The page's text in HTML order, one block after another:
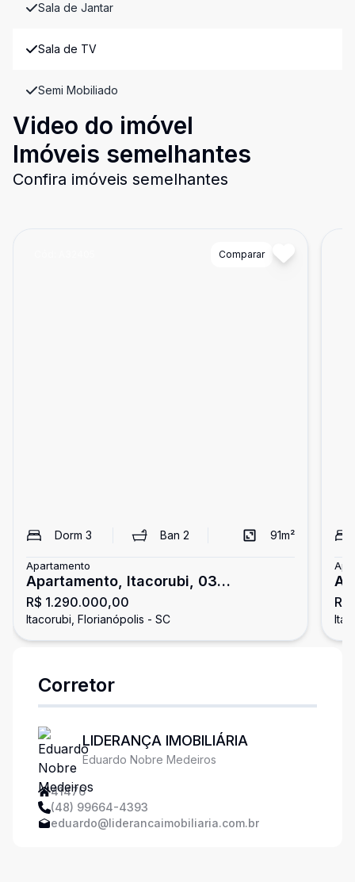
Sala de Jantar
Sala de TV
Semi Mobiliado
Video do imóvel
Imóveis semelhantes
Confira imóveis semelhantes
Comparar
Dorm 3 Ban2 91m²
Apartamento
Apartamento, Itacorubi, 03
Dormitórios/01 Suíte
R$ 1.290.000,00
Itacorubi, Florianópolis - SC
Corretor
LIDERANÇA IMOBILIÁRIA
Eduardo Nobre Medeiros
41476
(48) 99664-4393
eduardo@liderancaimobiliaria.com.br